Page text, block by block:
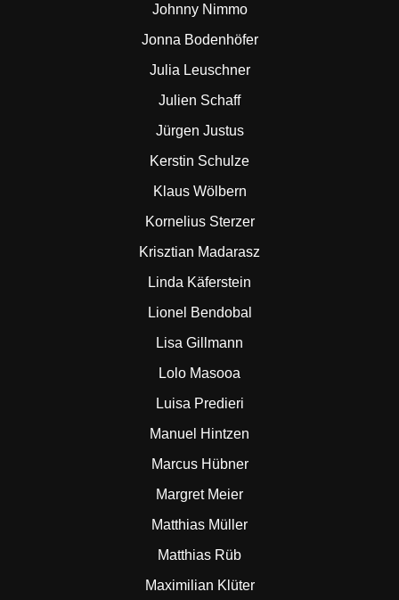
Johnny Nimmo
Jonna Bodenhöfer
Julia Leuschner
Julien Schaff
Jürgen Justus
Kerstin Schulze
Klaus Wölbern
Kornelius Sterzer
Krisztian Madarasz
Linda Käferstein
Lionel Bendobal
Lisa Gillmann
Lolo Masooa
Luisa Predieri
Manuel Hintzen
Marcus Hübner
Margret Meier
Matthias Müller
Matthias Rüb
Maximilian Klüter